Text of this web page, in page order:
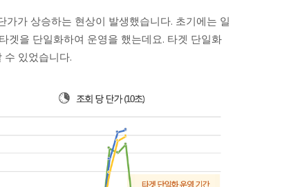
가 상승하는 현상이 발생했습니다. 초기에는 일
겟을 단일화하여 운영을 했는데요. 타겟 단일화
있었습니다.